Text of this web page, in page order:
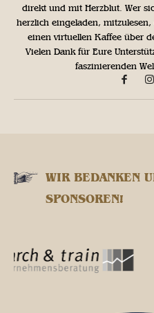
direkt und mit Herzblut. Wer
herzlich eingeladen,
einen virtuellen Kaffee über
Vielen Dank für Eure
faszinierenden
WIR BEDANKEN
SPONSOREN!